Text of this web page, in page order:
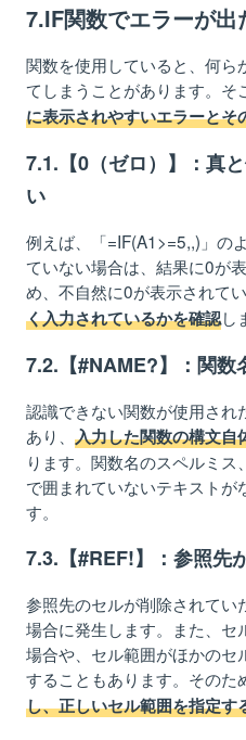
7.IF関数でエラーが出
関数を使用していると、何
てしまうことがあります。そ
に表示されやすいエラーとそ
7.1.【0（ゼロ）】：真
い
例えば、「=IF(A1>=5,,)」の
ていない場合は、結果に0が
め、不自然に0が表示されてい
く入力されているかを確認し
7.2.【#NAME?】：関数
認識できない関数が使用さ
あり、 入力した関数の構文自
ります。関数名のスペルミ
で囲まれていないテキストが
す。
7.3.【#REF!】：参照先
参照先のセルが削除されてい
場合に発生します。また、セ
場合や、セル範囲がほかのセ
することもあります。そのた
し、正しいセル範囲を指定す